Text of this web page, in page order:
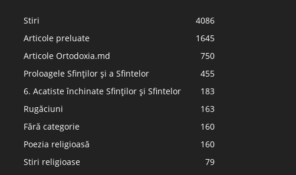
Stiri
4086
Articole preluate
1645
Articole Ortodoxia.md
750
Proloagele Sfinților și a Sfintelor
455
6. Acatiste închinate Sfinților și Sfintelor
183
Rugăciuni
163
Fără categorie
160
Poezia religioasă
160
Stiri religioase
79